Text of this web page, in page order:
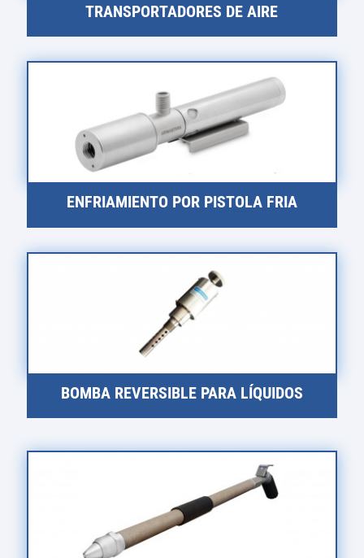
TRANSPORTADORES DE AIRE
ENFRIAMIENTO POR PISTOLA FRIA
BOMBA REVERSIBLE PARA LÍQUIDOS